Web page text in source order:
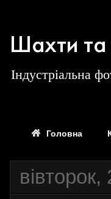
Шахти
Індустріальна
Головна